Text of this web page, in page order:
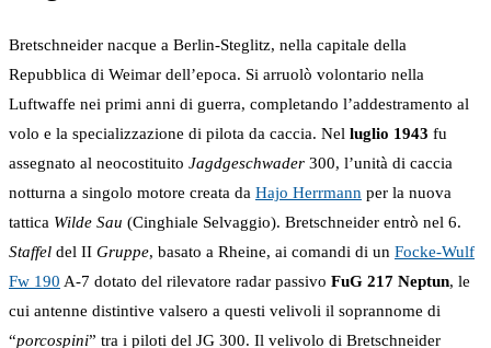
Bretschneider nacque a Berlin-Steglitz, nella capitale della
Repubblica di Weimar dell’epoca. Si arruolò volontario nella
Luftwaffe nei primi anni di guerra, completando l’addestramento al
volo e la specializzazione di pilota da caccia. Nel luglio 1943 fu
assegnato al neocostituito Jagdgeschwader 300, l’unità di caccia
notturna a singolo motore creata da Hajo Herrmann per la nuova
tattica Wilde Sau (Cinghiale Selvaggio). Bretschneider entrò nel 6.
Staffel del II Gruppe, basato a Rheine, ai comandi di un Focke-Wulf
Fw 190 A-7 dotato del rilevatore radar passivo FuG 217 Neptun, le
cui antenne distintive valsero a questi velivoli il soprannome di
“porcospini” tra i piloti del JG 300. Il velivolo di Bretschneider